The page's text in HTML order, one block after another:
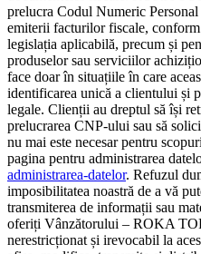
prelucra Codul Numeric
emiterii facturilor fiscale,
legislația aplicabilă, precum și
produselor sau serviciilor
face doar în situațiile în care
identificarea unică a clientului și
legale. Clienții au dreptul să își
prelucrarea CNP-ului sau să
nu mai este necesar pentru
pagina pentru administrarea
administrarea-datelor. Refuzul
imposibilitatea noastră de a vă
transmiterea de informații sau
oferiți Vânzătorului – ROKA
nerestricționat și irevocabil la